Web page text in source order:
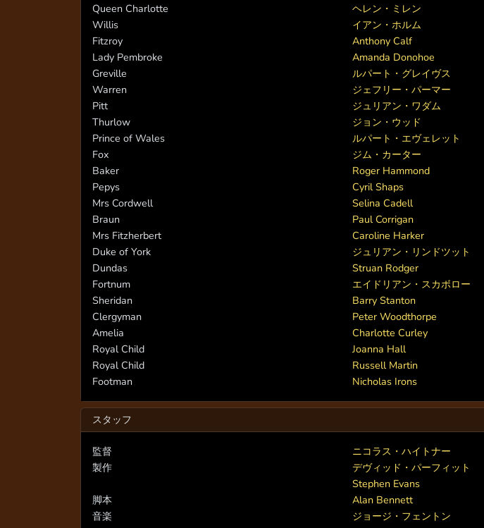
Queen Charlotte
ヘレン・ミレン
Willis
イアン・ホルム
Fitzroy
Anthony Calf
Lady Pembroke
Amanda Donohoe
Greville
ルパート・グレイヴス
Warren
ジェフリー・パーマー
Pitt
ジュリアン・ワダム
Thurlow
ジョン・ウッド
Prince of Wales
ルパート・エヴェレット
Fox
ジム・カーター
Baker
Roger Hammond
Pepys
Cyril Shaps
Mrs Cordwell
Selina Cadell
Braun
Paul Corrigan
Mrs Fitzherbert
Caroline Harker
Duke of York
ジュリアン・リンドツット
Dundas
Struan Rodger
Fortnum
エイドリアン・スカボロー
Sheridan
Barry Stanton
Clergyman
Peter Woodthorpe
Amelia
Charlotte Curley
Royal Child
Joanna Hall
Royal Child
Russell Martin
Footman
Nicholas Irons
スタッフ
監督
ニコラス・ハイトナー
製作
デヴィッド・パーフィット
Stephen Evans
脚本
Alan Bennett
音楽
ジョージ・フェントン